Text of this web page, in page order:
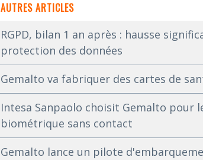
AUTRES ARTICLES
RGPD, bilan 1 an après : hausse
protection des données
Gemalto va fabriquer des cartes de
Intesa Sanpaolo choisit Gemalto
biométrique sans contact
Gemalto lance un pilote